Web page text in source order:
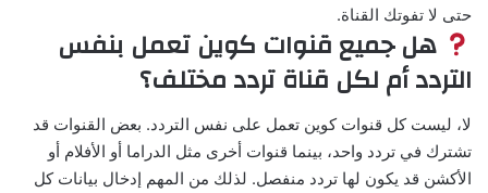
حتى لا تفوتك القناة.
هل جميع قنوات كوين تعمل بنفس
التردد أم لكل قناة تردد مختلف؟
لا، ليست كل قنوات كوين تعمل على نفس التردد. بعض القنوات قد
تشترك في تردد واحد، بينما قنوات أخرى مثل الدراما أو الأفلام أو
الأكشن قد يكون لها تردد منفصل. لذلك من المهم إدخال بيانات كل